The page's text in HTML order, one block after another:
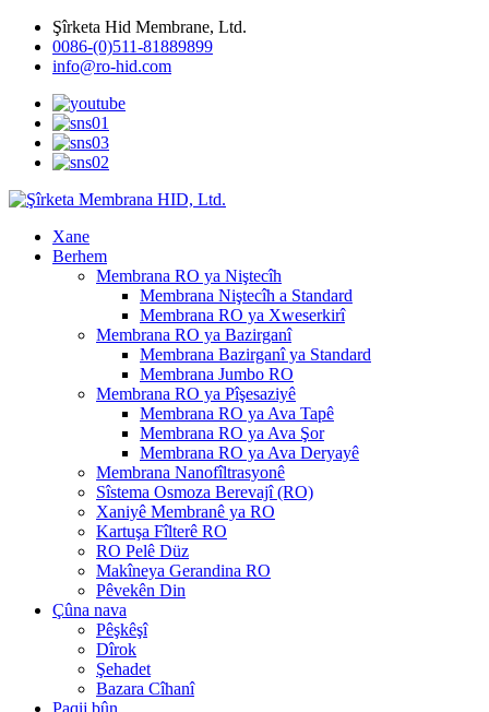
Şîrketa Hid Membrane, Ltd.
0086-(0)511-81889899
info@ro-hid.com
Xane
Berhem
Membrana RO ya Niştecîh
Membrana Niştecîh a Standard
Membrana RO ya Xweserkirî
Membrana RO ya Bazirganî
Membrana Bazirganî ya Standard
Membrana Jumbo RO
Membrana RO ya Pîşesaziyê
Membrana RO ya Ava Tapê
Membrana RO ya Ava Şor
Membrana RO ya Ava Deryayê
Membrana Nanofîltrasyonê
Sîstema Osmoza Berevajî (RO)
Xaniyê Membranê ya RO
Kartuşa Fîlterê RO
RO Pelê Düz
Makîneya Gerandina RO
Pêvekên Din
Çûna nava
Pêşkêşî
Dîrok
Şehadet
Bazara Cîhanî
Paqij bûn